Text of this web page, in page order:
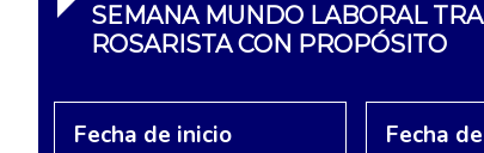
SEMANA MUNDO LABORAL
ROSARISTA CON PROPÓSITO
Fecha de inicio Fecha